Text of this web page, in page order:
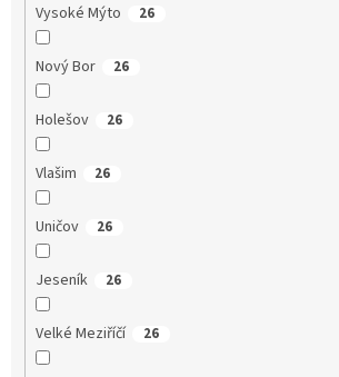
Vysoké Mýto 26
Nový Bor 26
Holešov 26
Vlašim 26
Uničov 26
Jeseník 26
Velké Meziříčí 26